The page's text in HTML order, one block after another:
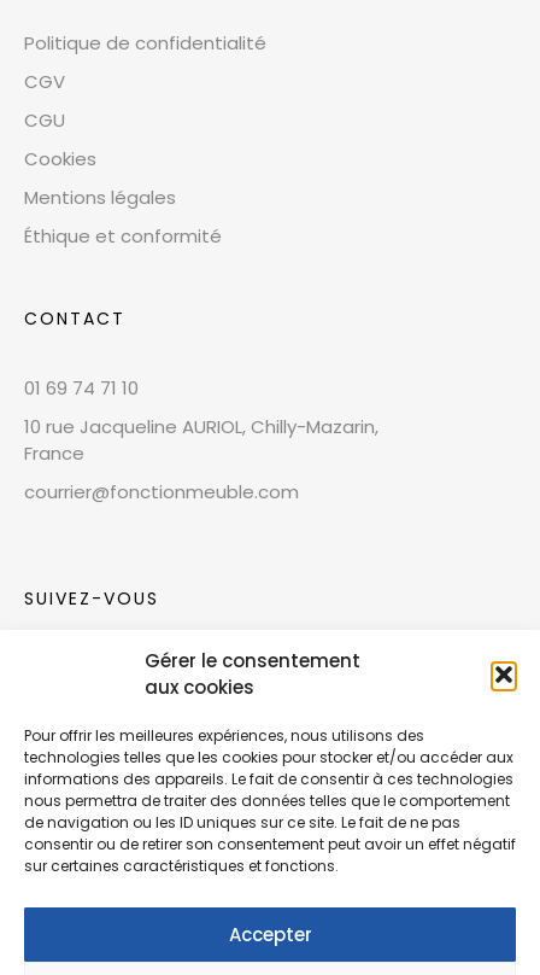
Gérer le consentement
aux cookies
Pour offrir les meilleures expériences, nous utilisons des
technologies telles que les cookies pour stocker et/ou accéder aux
informations des appareils. Le fait de consentir à ces technologies
nous permettra de traiter des données telles que le comportement
de navigation ou les ID uniques sur ce site. Le fait de ne pas
consentir ou de retirer son consentement peut avoir un effet négatif
sur certaines caractéristiques et fonctions.
Accepter
Politique de confidentialité
CGV
CGU
Cookies
Mentions légales
Éthique et conformité
CONTACT
01 69 74 71 10
10 rue Jacqueline AURIOL, Chilly-Mazarin,
France
courrier@fonctionmeuble.com
SUIVEZ-VOUS
Rejoignez notre communauté sur les réseaux
Nouvelles collections, vie de l’équipe ou
inspirations : soyez informés de nos dernières
actualités.